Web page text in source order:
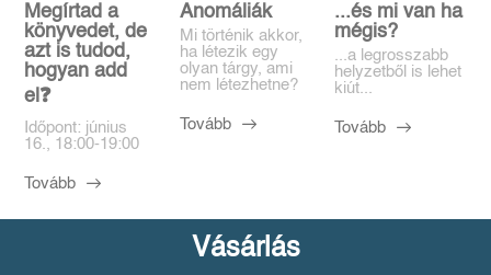
Megírtad a
könyvedet, de
azt is tudod,
hogyan add
el❓️
Időpont: június
16., 18:00-19:00
Tovább
Anomáliák
Mi történik akkor,
ha létezik egy
olyan tárgy, ami
nem létezhetne?
Tovább
...és mi van ha
mégis?
...a legrosszabb
helyzetből is lehet
kiút...
Tovább
Vásárlás